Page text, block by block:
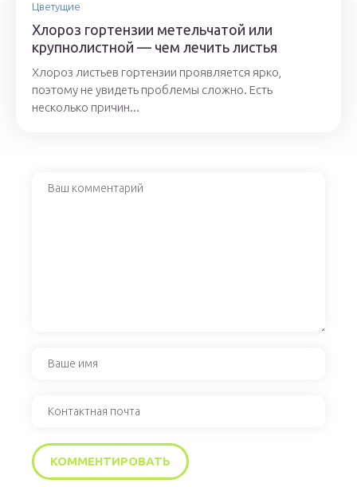
Цветущие
Хлороз гортензии метельчатой или
крупнолистной — чем лечить листья
Хлороз листьев гортензии проявляется ярко,
поэтому не увидеть проблемы сложно. Есть
несколько причин...